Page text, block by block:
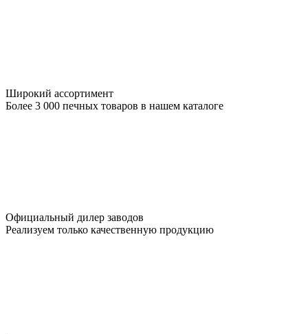
Широкий ассортимент
Более 3 000 печных товаров в нашем каталоге
Официальный дилер заводов
Реализуем только качественную продукцию